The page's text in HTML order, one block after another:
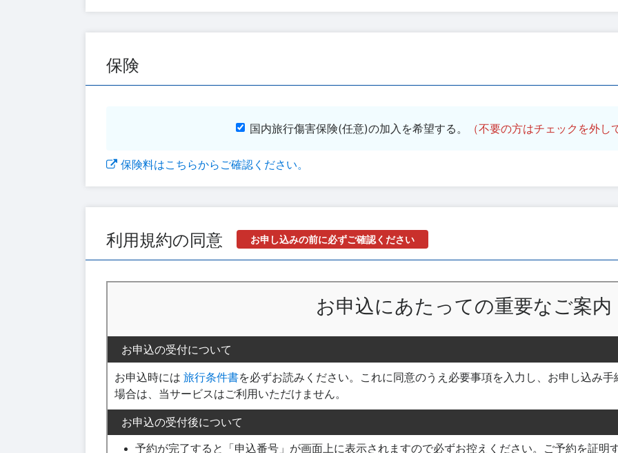
保険
国内旅行傷害保険(任意)の加入を希望する。 （不要の方はチェックを外し
保険料はこちらからご確認ください。
利用規約の同意 お申し込みの前に必ずご確認ください